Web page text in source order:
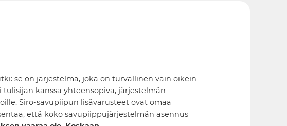
se on järjestelmä, joka on turvallinen vain oikein
kanssa yhteensopiva, järjestelmän
Siro-savupiipun lisävarusteet ovat omaa
että koko savupiippujärjestelmän asennus